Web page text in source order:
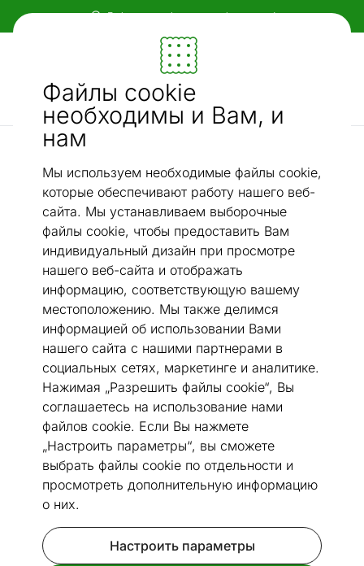
Файлы cookie
необходимы и Вам, и
нам
Мы используем необходимые файлы cookie,
которые обеспечивают работу нашего веб-
сайта. Мы устанавливаем выборочные
файлы cookie, чтобы предоставить Вам
индивидуальный дизайн при просмотре
нашего веб-сайта и отображать
информацию, соответствующую вашему
местоположению. Мы также делимся
информацией об использовании Вами
нашего сайта с нашими партнерами в
социальных сетях, маркетинге и аналитике.
Нажимая „Разрешить файлы cookie“, Вы
соглашаетесь на использование нами
файлов cookie. Если Вы нажмете
„Настроить параметры“, вы сможете
выбрать файлы cookie по отдельности и
просмотреть дополнительную информацию
о них.
Настроить параметры
Гибкие и удобные способы оплаты!
Мебель и убранство - ON24
Ищи...
Обеденный стол Claudia 120x80 см + 4 стула
Перейти к слайду 1
Перейти к слайду 2
Перейти к слайду 3
Перейти к слайду 4
Размеры Посмотреть похожие
Обеденный стол Claudia
120x80 см + 4 стула